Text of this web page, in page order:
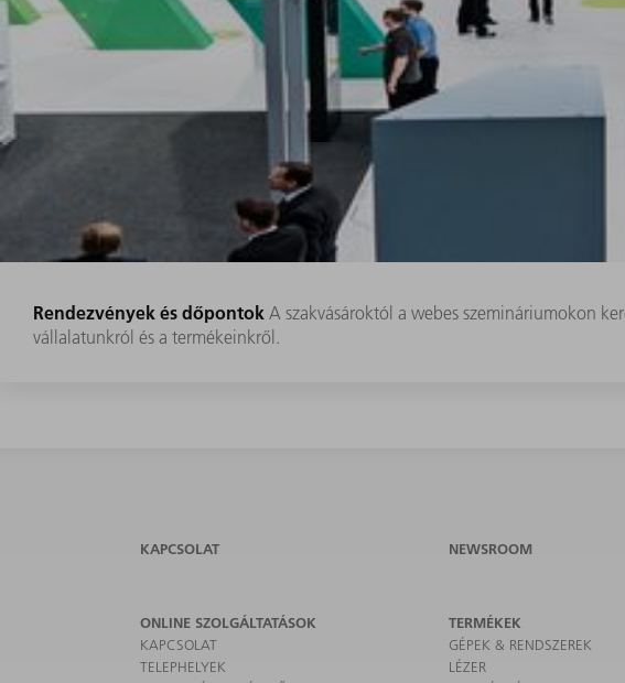
Rendezvények és dőpontok A szakvásároktól a webes szemináriumokon
vállalatunkról és a termékeinkről.
KAPCSOLAT NEWSROOM
ONLINE SZOLGÁLTATÁSOK
KAPCSOLAT
TELEPHELYEK
TERMÉKEK
GÉPEK & RENDSZEREK
LÉZER